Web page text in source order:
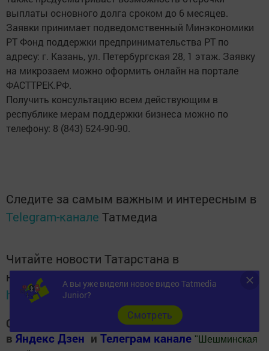
выплаты основного долга сроком до 6 месяцев.
Заявки принимает подведомственный Минэкономики
РТ Фонд поддержки предпринимательства РТ по
адресу: г. Казань, ул. Петербургская 28, 1 этаж. Заявку
на микрозаем можно оформить онлайн на портале
ФАСТТРЕК.РФ.
Получить консультацию всем действующим в
республике мерам поддержки бизнеса можно по
телефону: 8 (843) 524-90-90.
Следите за самым важным и интересным в
Telegram-канале Татмедиа
Читайте новости Татарстана в
национальном мессенджере MАХ:
https://max.ru/tatmedia
Следите за самым важным и интересным
в Яндекс Дзен и Телеграм канале " Шешминская
А вы уже видели новое видео Tatmedia
Junior?
Cмотреть